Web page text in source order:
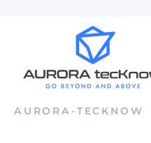
AURORA-TECKNOW